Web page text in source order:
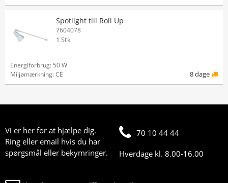
Spotlight till Roll Up
7604078
1 Stk
Energiforbrug: 50 W
Miljømærkning: CE
8 dage
Vi er her for at hjælpe dig.
Ring eller email hvis du har
spørgsmål eller bekymringer.
70 10 44 44
Hverdage kl. 8.00-16.00